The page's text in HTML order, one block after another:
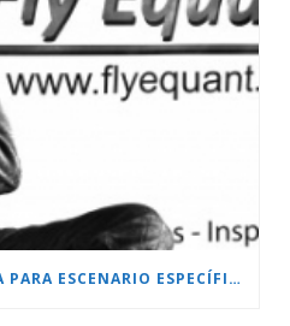
FLYEQUANT HABILITADA PARA ESCENARIO ESPECÍFICO.